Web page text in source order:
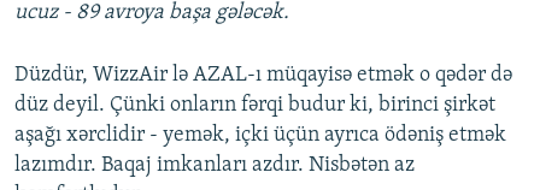
ucuz - 89 avroya başa gələcək.
Düzdür, WizzAir lə AZAL-ı müqayisə etmək o qədər də
düz deyil. Çünki onların fərqi budur ki, birinci şirkət
aşağı xərclidir - yemək, içki üçün ayrıca ödəniş etmək
lazımdır. Baqaj imkanları azdır. Nisbətən az